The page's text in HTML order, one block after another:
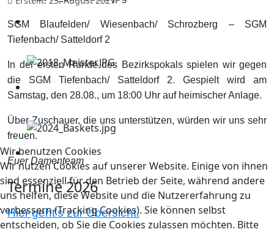
SGM Blaufelden/ Wiesenbach/ Schrozberg – SGM
Tiefenbach/ Satteldorf 2
In der ersten Runde des Bezirkspokals spielen wir gegen
die SGM Tiefenbach/ Satteldorf 2. Gespielt wird am
Samstag, den 28.08., um 18:00 Uhr auf heimischer Anlage.
Über Zuschauer, die uns unterstützen, würden wir uns sehr
freuen.
Euer Damenteam
Termine 2026
Hier geht's zur Übersicht.
Wir benutzen Cookies
Wir nutzen Cookies auf unserer Website. Einige von ihnen
sind essenziell für den Betrieb der Seite, während andere
uns helfen, diese Website und die Nutzererfahrung zu
verbessern (Tracking Cookies). Sie können selbst
entscheiden, ob Sie die Cookies zulassen möchten. Bitte